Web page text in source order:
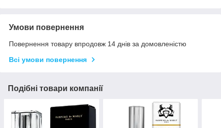
Умови повернення
Повернення товару впродовж 14 днів за домовленістю
Всі умови повернення
Подібні товари компанії